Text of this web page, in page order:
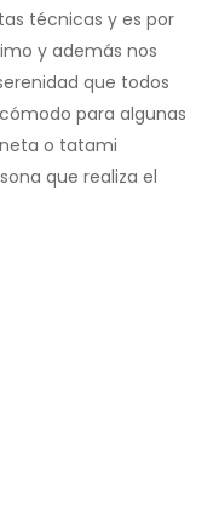
técnicas y es por
y además nos
que todos
para algunas
o tatami
que realiza el